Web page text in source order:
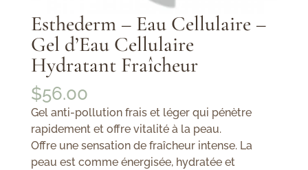
Esthederm – Eau Cellulaire –
Gel d’Eau Cellulaire
Hydratant Fraîcheur
$56.00
Gel anti-pollution frais et léger qui pénètre
rapidement et offre vitalité à la peau.
Offre une sensation de fraîcheur intense. La
peau est comme énergisée, hydratée et